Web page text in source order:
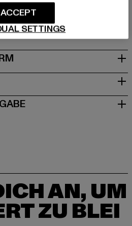
Herzogenaurach | DE
AN, UM
ZU BLEI
SETTINGS
ACCEPT